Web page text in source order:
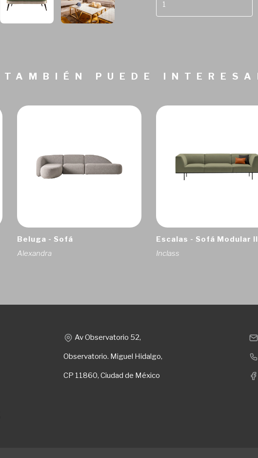
TAMBIÉN PUEDE
Beluga - Sofá
Alexandra
Escalas - Sofá Modular
Inclass
Av Observatorio 52,
Observatorio. Miguel Hidalgo,
CP 11860, Ciudad de México